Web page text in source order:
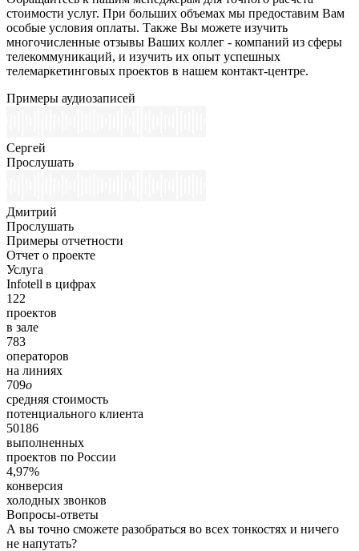
стоимости услуг. При больших объемах мы предоставим Вам
особые условия оплаты. Также Вы можете изучить
многочисленные отзывы Ваших коллег - компаний из сферы
телекоммуникаций, и изучить их опыт успешных
телемаркетинговых проектов в нашем контакт-центре.
Примеры аудиозаписей
Сергей
Прослушать
Дмитрий
Прослушать
Примеры отчетности
Отчет о проекте
Услуга
Infotell в цифрах
122
проектов
в зале
783
операторов
на линиях
709o
средняя стоимость
потенциального клиента
50186
выполненных
проектов по России
4,97%
конверсия
холодных звонков
Вопросы-ответы
А вы точно сможете разобраться во всех тонкостях и ничего
не напутать?